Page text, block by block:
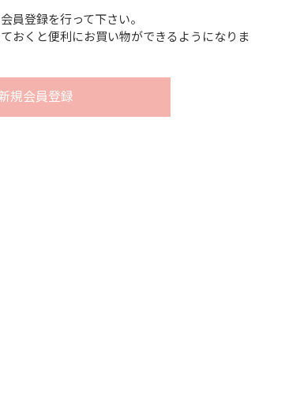
員登録を行って下さい。
おくと便利にお買い物ができるようになりま